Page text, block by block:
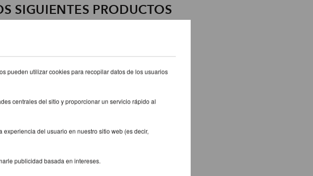
SIGUIENTES PRODUCTOS
pueden utilizar cookies para recopilar datos de los usuarios
centrales del sitio y proporcionar un servicio rápido al
del usuario en nuestro sitio web (es decir,
publicidad basada en intereses.